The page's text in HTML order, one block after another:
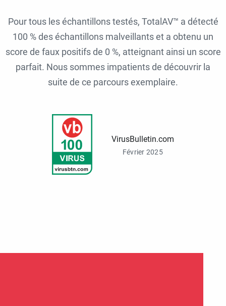
Pour tous les échantillons testés, TotalAV™ a détecté
100 % des échantillons malveillants et a obtenu un
score de faux positifs de 0 %, atteignant ainsi un score
parfait. Nous sommes impatients de découvrir la
suite de ce parcours exemplaire.
VirusBulletin.com
Février 2025